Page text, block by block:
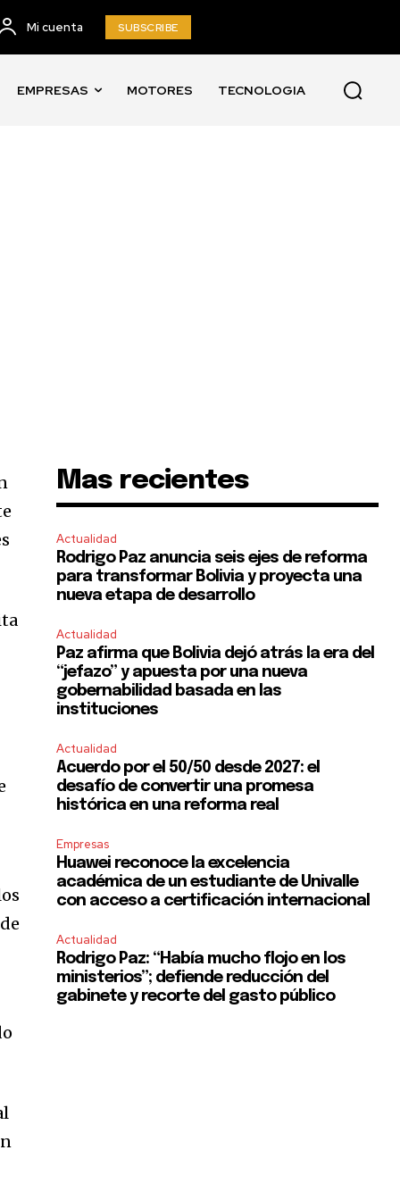
Mi cuenta SUBSCRIBE
EMPRESAS MOTORES TECNOLOGIA
Mas recientes
Actualidad
Rodrigo Paz anuncia seis ejes de reforma
para transformar Bolivia y proyecta una
nueva etapa de desarrollo
Actualidad
Paz afirma que Bolivia dejó atrás la era del
“jefazo” y apuesta por una nueva
gobernabilidad basada en las
instituciones
Actualidad
Acuerdo por el 50/50 desde 2027: el
desafío de convertir una promesa
histórica en una reforma real
Empresas
Huawei reconoce la excelencia
académica de un estudiante de Univalle
con acceso a certificación internacional
Actualidad
Rodrigo Paz: “Había mucho flojo en los
ministerios”; defiende reducción del
gabinete y recorte del gasto público